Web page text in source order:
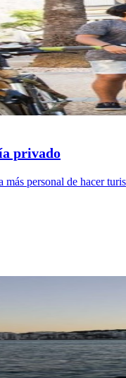
privado
personal de hacer